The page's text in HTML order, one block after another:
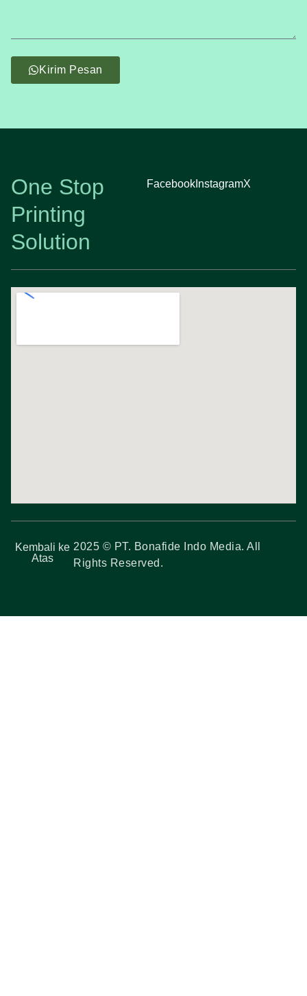
Kirim Pesan
One Stop
Printing
Solution
Facebook InstagramX
2025 © PT. Bonafide Indo Media. All
Rights Reserved.
Kembali ke
Atas